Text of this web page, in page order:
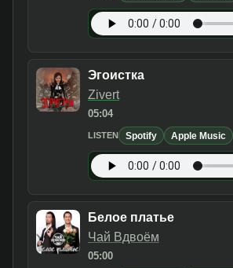
Эгоистка
Zivert
05:04
LISTEN Spotify Apple Music
Белое платье
Чай Вдвоём
05:00